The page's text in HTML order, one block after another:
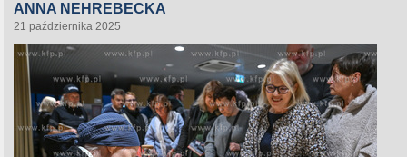
ANNA NEHREBECKA
21 października 2025